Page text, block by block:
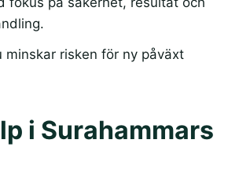
minskar risken för ny påväxt
i Surahammars